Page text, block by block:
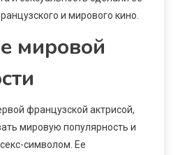
и мирового кино.
мировой
французской актрисой,
мировую популярность и
символом. Ее